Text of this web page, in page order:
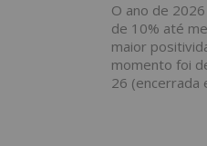
O ano de
de 10% até
maior
momento foi
26 (encerrada